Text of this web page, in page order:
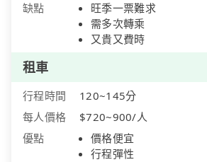
缺點
旺季一票難求
需多次轉乘
又貴又費時
租車
行程時間
120~145分
每人價格
$720~900/人
優點
價格便宜
行程彈性